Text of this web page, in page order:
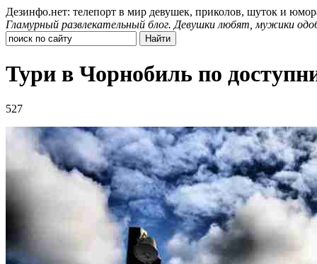
Дезинфо.нет: телепорт в мир девушек, приколов, шуток и
Гламурный развлекательный блог. Девушки любят, мужики
Тури в Чорнобиль по
527